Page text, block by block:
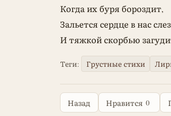
Когда их буря бороздит,
Зальется сердце в нас
И тяжкой скорбью
Теги: Грустные стихи
Назад Нравится 0